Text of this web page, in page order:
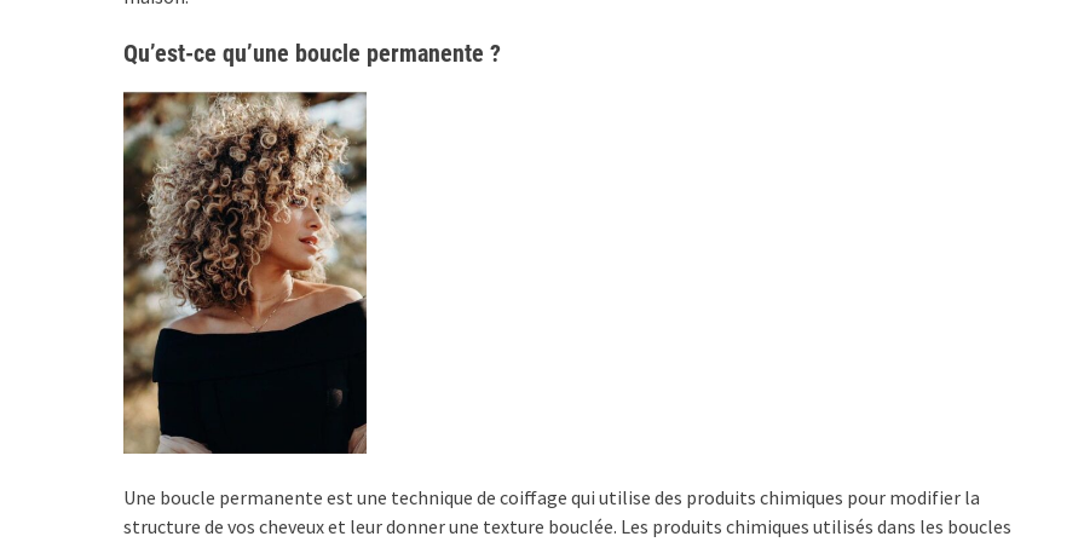
Qu’est-ce qu’une boucle permanente ?
Une boucle permanente est une technique de coiffage qui utilise des produits chimiques pour modifier la
structure de vos cheveux et leur donner une texture bouclée. Les produits chimiques utilisés dans les boucles